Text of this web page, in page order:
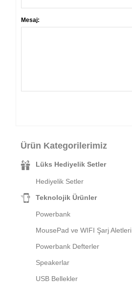
Mesaj:
Ürün Kategorilerimiz
Lüks Hediyelik Setler
Hediyelik Setler
Teknolojik Ürünler
Powerbank
MousePad ve WIFI Şarj Aletleri
Powerbank Defterler
Speakerlar
USB Bellekler